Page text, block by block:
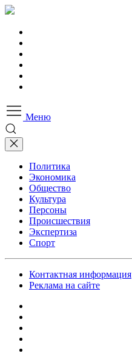
Меню
Политика
Экономика
Общество
Культура
Персоны
Происшествия
Экспертиза
Спорт
Контактная информация
Реклама на сайте